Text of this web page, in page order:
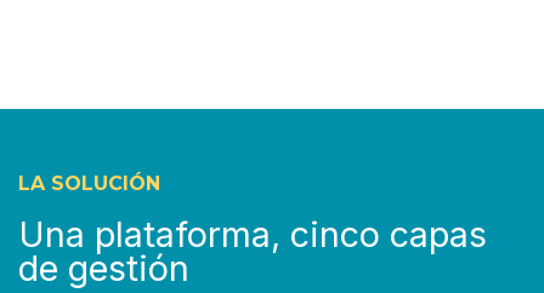
LA SOLUCIÓN
Una plataforma, cinco capas
de gestión